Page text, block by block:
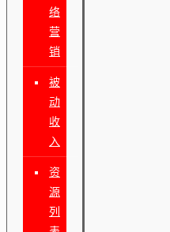
络
营
销
被
动
收
入
资
源
列